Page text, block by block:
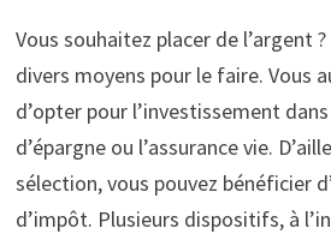
Vous souhaitez placer de l’argent
divers moyens pour le faire. Vous
d’opter pour l’investissement
d’épargne ou l’assurance vie.
sélection, vous pouvez bénéficier
d’impôt. Plusieurs dispositifs, à